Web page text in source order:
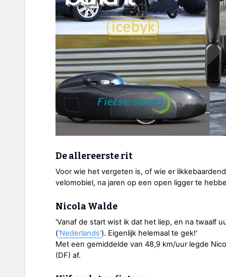
De allereerste rit
Voor wie het vergeten is, of wie er
velomobiel, na jaren op een open ligger te
Nicola Walde
'Vanaf de start wist ik dat het liep, en na twaalf
('Nederlands'). Eigenlijk helemaal te gek!'
Met een gemiddelde van 48,9 km/uur legde
(DF) af.